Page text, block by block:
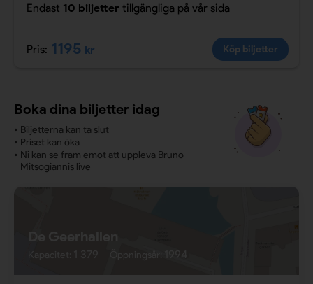
Endast 10 biljetter tillgängliga på vår sida
Pris: 1195 kr Köp biljetter
Boka dina biljetter idag
• Biljetterna kan ta slut
• Priset kan öka
• Ni kan se fram emot att uppleva Bruno
Mitsogiannis live
De Geerhallen